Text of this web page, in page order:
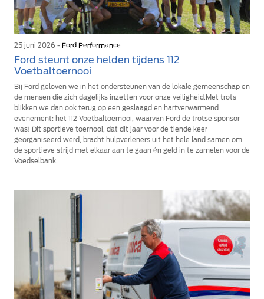
25 juni 2026 - Ford Performance
Ford steunt onze helden tijdens 112
Voetbaltoernooi
Bij Ford geloven we in het ondersteunen van de lokale gemeenschap en
de mensen die zich dagelijks inzetten voor onze veiligheid.Met trots
blikken we dan ook terug op een geslaagd en hartverwarmend
evenement: het 112 Voetbaltoernooi, waarvan Ford de trotse sponsor
was! Dit sportieve toernooi, dat dit jaar voor de tiende keer
georganiseerd werd, bracht hulpverleners uit het hele land samen om
de sportieve strijd met elkaar aan te gaan én geld in te zamelen voor de
Voedselbank.